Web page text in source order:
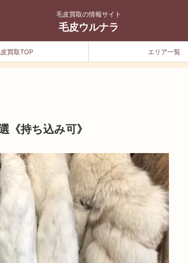
毛皮買取の情報サイト
毛皮ウルナラ
買取TOP エリア一覧
《持ち込み可》